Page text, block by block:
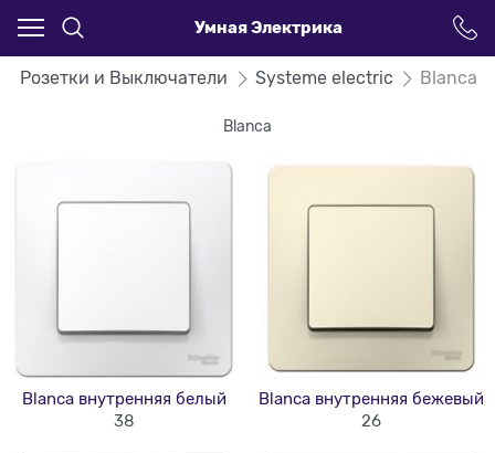
Умная Электрика
Розетки и Выключатели Systeme electric Blanca
Blanca
Blanca внутренняя белый
38
Blanca внутренняя бежевый
26